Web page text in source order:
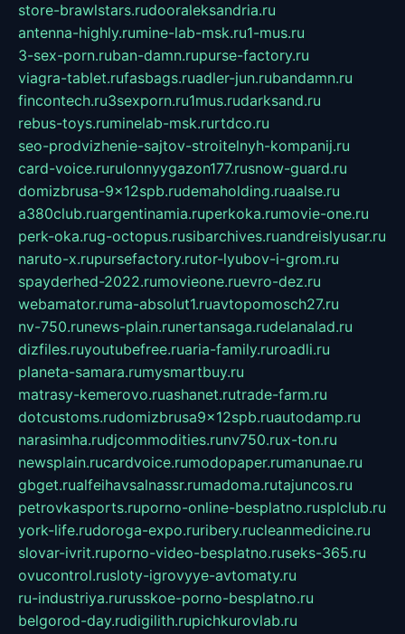
store-brawlstars.rudooraleksandria.ru
antenna-highly.rumine-lab-msk.ru1-mus.ru
3-sex-porn.ruban-damn.rupurse-factory.ru
viagra-tablet.rufasbags.ruadler-jun.rubandamn.ru
fincontech.ru3sexporn.ru1mus.rudarksand.ru
rebus-toys.ruminelab-msk.rurtdco.ru
seo-prodvizhenie-sajtov-stroitelnyh-kompanij.ru
card-voice.rurulonnyygazon177.rusnow-guard.ru
domizbrusa-9x12spb.rudemaholding.ruaalse.ru
a380club.ruargentinamia.ruperkoka.rumovie-one.ru
perk-oka.rug-octopus.rusibarchives.ruandreislyusar.ru
naruto-x.rupursefactory.rutor-lyubov-i-grom.ru
spayderhed-2022.rumovieone.ruevro-dez.ru
webamator.ruma-absolut1.ruavtopomosch27.ru
nv-750.runews-plain.runertansaga.rudelanalad.ru
dizfiles.ruyoutubefree.ruaria-family.ruroadli.ru
planeta-samara.rumysmartbuy.ru
matrasy-kemerovo.ruashanet.rutrade-farm.ru
dotcustoms.rudomizbrusa9x12spb.ruautodamp.ru
narasimha.rudjcommodities.runv750.rux-ton.ru
newsplain.rucardvoice.rumodopaper.rumanunae.ru
gbget.rualfeihavsalnassr.rumadoma.rutajuncos.ru
petrovkasports.ruporno-online-besplatno.rusplclub.ru
york-life.rudoroga-expo.ruribery.rucleanmedicine.ru
slovar-ivrit.ruporno-video-besplatno.ruseks-365.ru
ovucontrol.rusloty-igrovyye-avtomaty.ru
ru-industriya.rurusskoe-porno-besplatno.ru
belgorod-day.rudigilith.rupichkurovlab.ru